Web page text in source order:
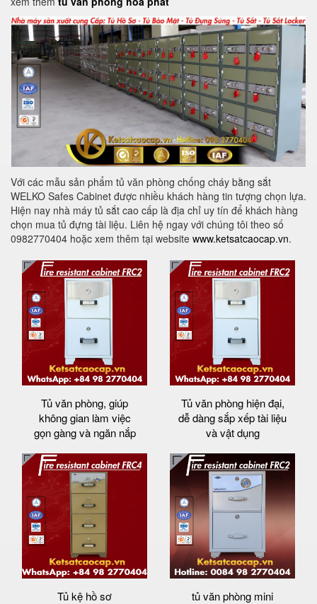
Với các mẫu sản phẩm tủ văn phòng chống cháy bằng sắt
WELKO Safes Cabinet được nhiều khách hàng tin tượng chọn lựa.
Hiện nay nhà máy tủ sắt cao cấp là địa chỉ uy tín để khách hàng
chọn mua tủ đựng tài liệu. Liên hệ ngay với chúng tôi theo số
0982770404 hoặc xem thêm tại website www.ketsatcaocap.vn.
Tủ văn phòng, giúp
không gian làm việc
gọn gàng và ngăn nắp
Tủ văn phòng hiện đại,
dễ dàng sắp xếp tài liệu
và vật dụng
Tủ kệ hồ sơ tủ văn phòng mini